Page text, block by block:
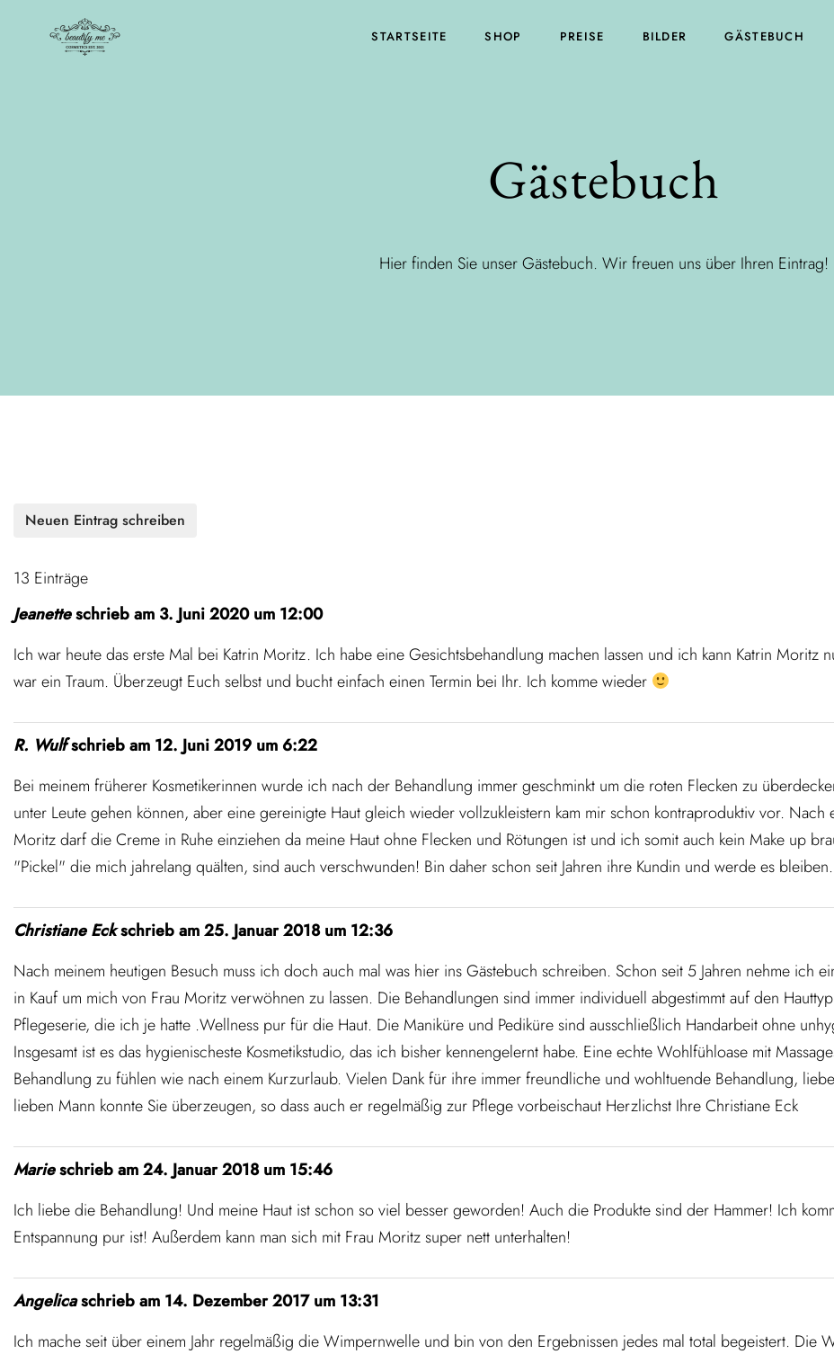
STARTSEITE SHOP PREISE BILDER GÄSTEBUCH
Gästebuch
Hier finden Sie unser Gästebuch. Wir freuen uns über Ihren Eintrag!
13 Einträge
Jeanetteschrieb am 3. Juni 2020 um 12:00
Ich war heute das erste Mal bei Katrin Moritz. Ich habe eine Gesichtsbehandlung machen lassen und ich kann Katrin Moritz
war ein Traum. Überzeugt Euch selbst und bucht einfach einen Termin bei Ihr. Ich komme wieder
R. Wulfschrieb am 12. Juni 2019 um 6:22
Bei meinem früherer Kosmetikerinnen wurde ich nach der Behandlung immer geschminkt um die roten Flecken zu
unter Leute gehen können, aber eine gereinigte Haut gleich wieder vollzukleistern kam mir schon kontraproduktiv vor. Nach
Moritz darf die Creme in Ruhe einziehen da meine Haut ohne Flecken und Rötungen ist und ich somit auch kein Make up
"Pickel" die mich jahrelang quälten, sind auch verschwunden! Bin daher schon seit Jahren ihre Kundin und werde es bleiben.
Christiane Eckschrieb am25. Januar 2018 um 12:36
Nach meinem heutigen Besuch muss ich doch auch mal was hier ins Gästebuch schreiben. Schon seit 5 Jahren nehme ich
in Kauf um mich von Frau Moritz verwöhnen zu lassen. Die Behandlungen sind immer individuell abgestimmt auf den
Pflegeserie, die ich je hatte .Wellness pur für die Haut. Die Maniküre und Pediküre sind ausschließlich Handarbeit ohne
Insgesamt ist es das hygienischeste Kosmetikstudio, das ich bisher kennengelernt habe. Eine echte Wohlfühloase mit
Behandlung zu fühlen wie nach einem Kurzurlaub. Vielen Dank für ihre immer freundliche und wohltuende Behandlung,
lieben Mann konnte Sie überzeugen, so dass auch er regelmäßig zur Pflege vorbeischaut Herzlichst Ihre Christiane Eck
Marieschrieb am24. Januar 2018 um 15:46
Ich liebe die Behandlung! Und meine Haut ist schon so viel besser geworden! Auch die Produkte sind der Hammer! Ich
Entspannung pur ist! Außerdem kann man sich mit Frau Moritz super nett unterhalten!
Angelicaschrieb am 14. Dezember 2017 um 13:31
Ich mache seit über einem Jahr regelmäßig die Wimpernwelle und bin von den Ergebnissen jedes mal total begeistert. Die